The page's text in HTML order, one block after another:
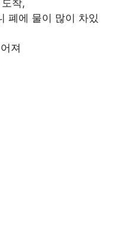
착,
폐에 물이 많이 차있
져